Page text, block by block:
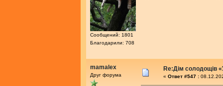
Сообщений: 1801
Благодарили: 708
mamalex
Друг форума
Re:Дім солодощів
« Ответ #547 :